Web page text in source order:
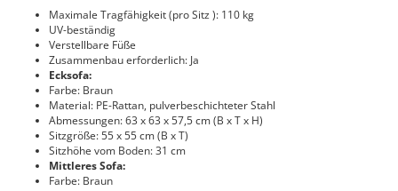
Maximale Tragfähigkeit (pro Sitz ): 110 kg
UV-beständig
Verstellbare Füße
Zusammenbau erforderlich: Ja
Ecksofa:
Farbe: Braun
Material: PE-Rattan, pulverbeschichteter Stahl
Abmessungen: 63 x 63 x 57,5 cm (B x T x H)
Sitzgröße: 55 x 55 cm (B x T)
Sitzhöhe vom Boden: 31 cm
Mittleres Sofa:
Farbe: Braun